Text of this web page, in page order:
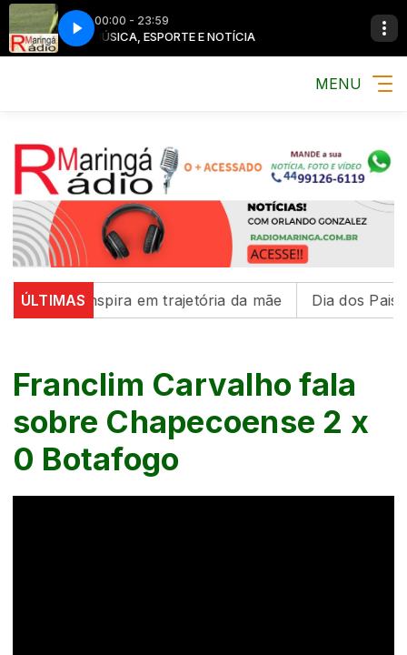
00:00 - 23:59
MÚSICA, ESPORTE E NOTÍCIA
MENU
ÚLTIMAS
inspira em trajetória da mãe Dia dos Pais reúne
Franclim Carvalho fala
sobre Chapecoense 2 x
0 Botafogo